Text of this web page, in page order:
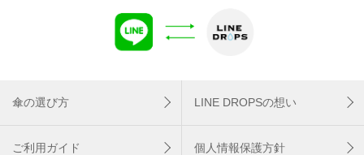
傘の選び方 LINE DROPSの想い
ご利用ガイド 個人情報保護方針